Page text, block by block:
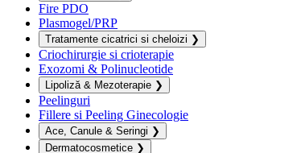
Fire PDO
Plasmogel/PRP
Tratamente cicatrici si cheloizi ❯
Criochirurgie si crioterapie
Exozomi & Polinucleotide
Lipoliză & Mezoterapie ❯
Peelinguri
Fillere si Peeling Ginecologie
Ace, Canule & Seringi ❯
Dermatocosmetice ❯